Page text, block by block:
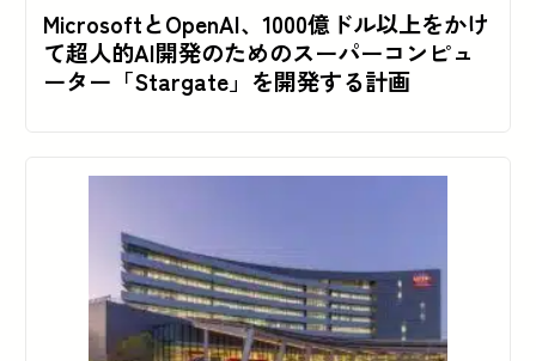
MicrosoftとOpenAI、1000億ドル以上をかけ
て超人的AI開発のためのスーパーコンピュ
ーター「Stargate」を開発する計画